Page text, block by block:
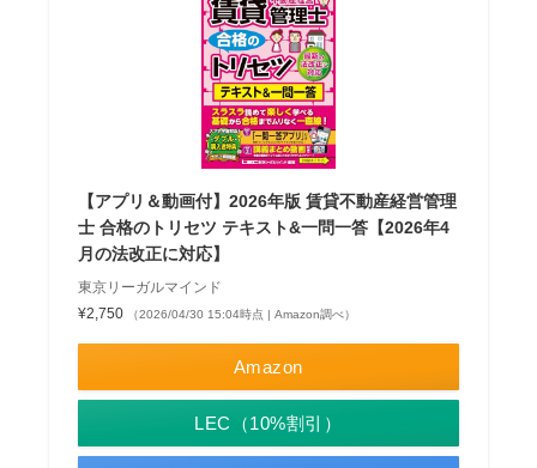
【アプリ＆動画付】2026年版 賃貸不動産経営管理
士 合格のトリセツ テキスト&一問一答【2026年4
月の法改正に対応】
東京リーガルマインド
¥2,750
（2026/04/30 15:04時点 | Amazon調べ）
Amazon
LEC（10%割引）